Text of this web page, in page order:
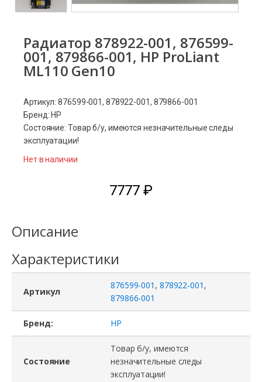
Радиатор 878922-001, 876599-
001, 879866-001, HP ProLiant
ML110 Gen10
Артикул: 876599-001, 878922-001, 879866-001
Бренд: HP
Состояние: Товар б/у, имеются незначительные следы
эксплуатации!
Нет в наличии
7777 ₽
Описание
Характеристики
Артикул
876599-001 , 878922-001 ,
879866-001
Бренд: HP
Состояние
Товар б/у, имеются
незначительные следы
эксплуатации!